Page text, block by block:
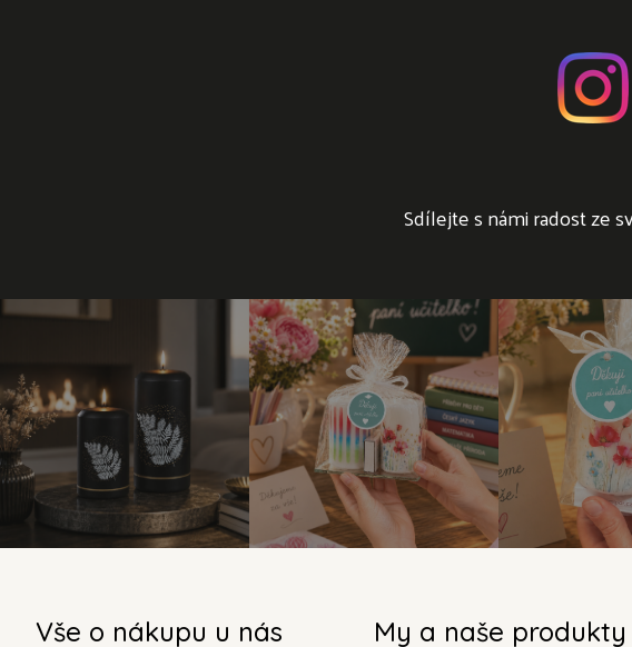
Sdílejte s námi radost ze
Vše o nákupu u nás My a naše produkty